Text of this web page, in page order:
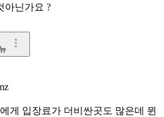
아닌가요 ?
게 입장료가 더비싼곳도 많은데 뮌